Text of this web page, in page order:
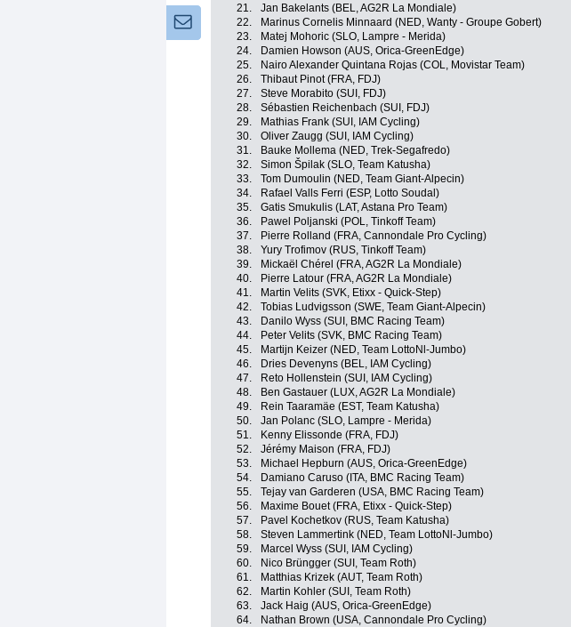
21.
Jan Bakelants (BEL, AG2R La Mondiale)
22.
Marinus Cornelis Minnaard (NED, Wanty - Groupe Gobert)
23.
Matej Mohoric (SLO, Lampre - Merida)
24.
Damien Howson (AUS, Orica-GreenEdge)
25.
Nairo Alexander Quintana Rojas (COL, Movistar Team)
26.
Thibaut Pinot (FRA, FDJ)
27.
Steve Morabito (SUI, FDJ)
28.
Sébastien Reichenbach (SUI, FDJ)
29.
Mathias Frank (SUI, IAM Cycling)
30.
Oliver Zaugg (SUI, IAM Cycling)
31.
Bauke Mollema (NED, Trek-Segafredo)
32.
Simon Špilak (SLO, Team Katusha)
33.
Tom Dumoulin (NED, Team Giant-Alpecin)
34.
Rafael Valls Ferri (ESP, Lotto Soudal)
35.
Gatis Smukulis (LAT, Astana Pro Team)
36.
Pawel Poljanski (POL, Tinkoff Team)
37.
Pierre Rolland (FRA, Cannondale Pro Cycling)
38.
Yury Trofimov (RUS, Tinkoff Team)
39.
Mickaël Chérel (FRA, AG2R La Mondiale)
40.
Pierre Latour (FRA, AG2R La Mondiale)
41.
Martin Velits (SVK, Etixx - Quick-Step)
42.
Tobias Ludvigsson (SWE, Team Giant-Alpecin)
43.
Danilo Wyss (SUI, BMC Racing Team)
44.
Peter Velits (SVK, BMC Racing Team)
45.
Martijn Keizer (NED, Team LottoNl-Jumbo)
46.
Dries Devenyns (BEL, IAM Cycling)
47.
Reto Hollenstein (SUI, IAM Cycling)
48.
Ben Gastauer (LUX, AG2R La Mondiale)
49.
Rein Taaramäe (EST, Team Katusha)
50.
Jan Polanc (SLO, Lampre - Merida)
51.
Kenny Elissonde (FRA, FDJ)
52.
Jérémy Maison (FRA, FDJ)
53.
Michael Hepburn (AUS, Orica-GreenEdge)
54.
Damiano Caruso (ITA, BMC Racing Team)
55.
Tejay van Garderen (USA, BMC Racing Team)
56.
Maxime Bouet (FRA, Etixx - Quick-Step)
57.
Pavel Kochetkov (RUS, Team Katusha)
58.
Steven Lammertink (NED, Team LottoNl-Jumbo)
59.
Marcel Wyss (SUI, IAM Cycling)
60.
Nico Brüngger (SUI, Team Roth)
61.
Matthias Krizek (AUT, Team Roth)
62.
Martin Kohler (SUI, Team Roth)
63.
Jack Haig (AUS, Orica-GreenEdge)
64.
Nathan Brown (USA, Cannondale Pro Cycling)
Newsletter: